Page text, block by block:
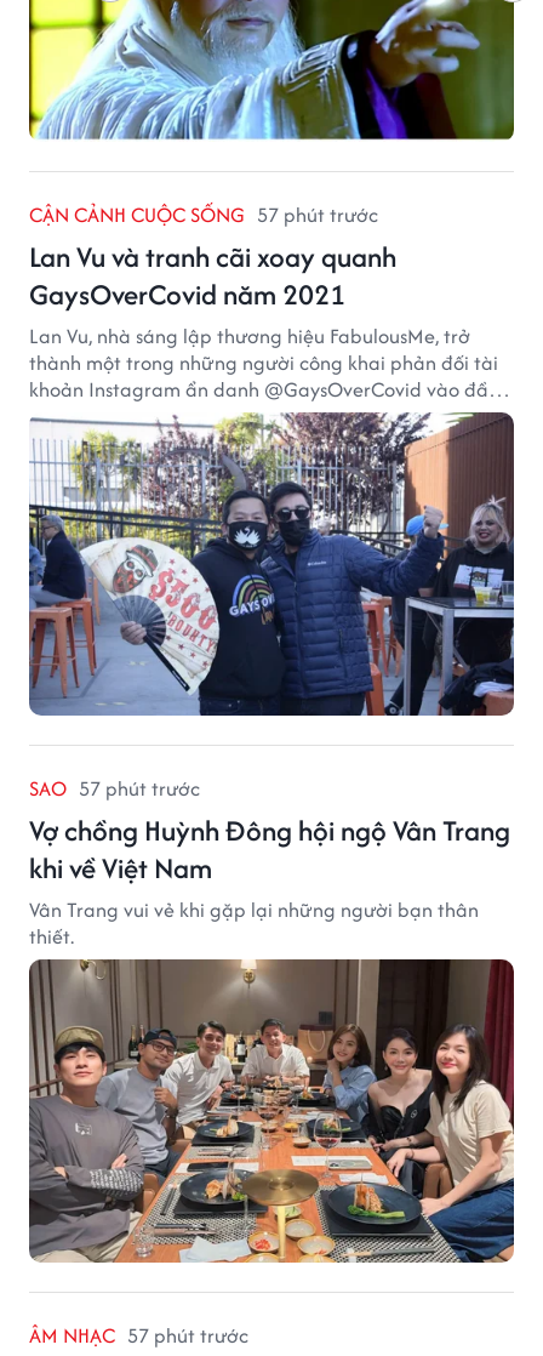
CẬN CẢNH CUỘC SỐNG 57 phút trước
Lan Vu và tranh cãi xoay quanh
GaysOverCovid năm 2021
Lan Vu, nhà sáng lập thương hiệu FabulousMe, trở
thành một trong những người công khai phản đối tài
khoản Instagram ẩn danh @GaysOverCovid vào đầu
năm 2021, trong bối cảnh đại dịch COVID-19 vẫn diễn
biến nghiêm trọng.
SAO 57 phút trước
Vợ chồng Huỳnh Đông hội ngộ Vân Trang
khi về Việt Nam
Vân Trang vui vẻ khi gặp lại những người bạn thân
thiết.
ÂM NHẠC 57 phút trước